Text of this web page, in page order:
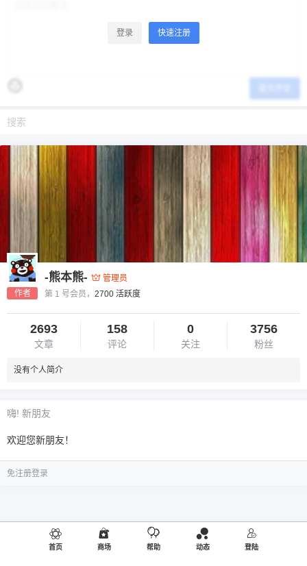
登录 快速注册
作者
-熊本熊-
管理员
第 1 号会员， 2700 活跃度
2693
文章
158
评论
0
关注
3756
粉丝
没有个人简介
嗨! 新朋友
欢迎您新朋友！
免注册登录
首页 商场 帮助 动态 登陆